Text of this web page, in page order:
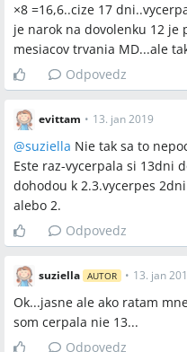
×8 =16,6..cize 17
je narok na dovolenku 12 je
mesiacov trvania MD...ale
Odpovedz
evittam • 13. jan 2019
@suziella Nie tak sa to
Este raz-vycerpala si 13dni
dohodou k 2.3.vycerpes
alebo 2.
Odpovedz
suziella AUTOR • 13. jan
Ok...jasne ale ako ratam
som cerpala nie 13...
Odpovedz